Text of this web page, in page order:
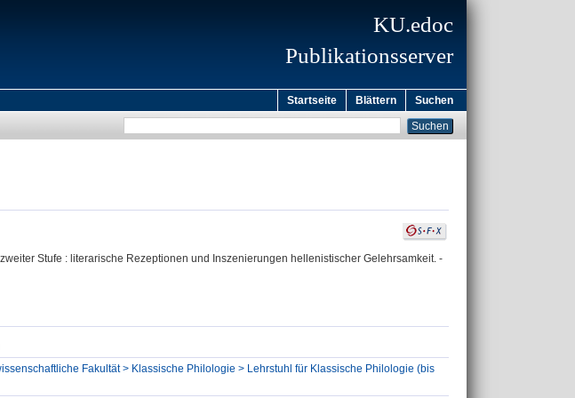
KU.edoc
Publikationsserver
Startseite Blättern Suchen
Stufe : literarische Rezeptionen und Inszenierungen hellenistischer Gelehrsamkeit. -
Fakultät > Klassische Philologie > Lehrstuhl für Klassische Philologie (bis